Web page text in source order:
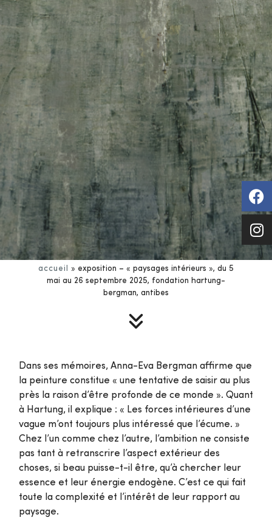
accueil » exposition – « paysages intérieurs », du 5
mai au 26 septembre 2025, fondation hartung-
bergman, antibes
Dans ses mémoires, Anna-Eva Bergman affirme que
la peinture constitue « une tentative de saisir au plus
près la raison d’être profonde de ce monde ». Quant
à Hartung, il explique : « Les forces intérieures d’une
vague m’ont toujours plus intéressé que l’écume. »
Chez l’un comme chez l’autre, l’ambition ne consiste
pas tant à retranscrire l’aspect extérieur des
choses, si beau puisse-t-il être, qu’à chercher leur
essence et leur énergie endogène. C’est ce qui fait
toute la complexité et l’intérêt de leur rapport au
paysage.